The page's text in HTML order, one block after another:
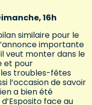
16h
similaire pour le
importante
veut monter dans le
et pour
les troubles-fêtes
l’occasion de savoir
a bien été
face au